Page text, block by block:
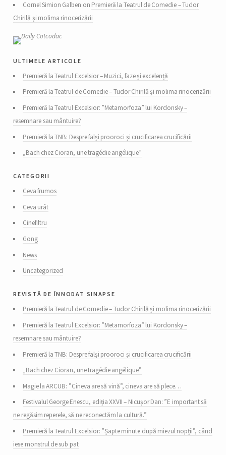
Cornel Simion Galben on Premieră la Teatrul de Comedie – Tudor
Chirilă și molima rinocerizării
ultimele articole
Premieră la Teatrul Excelsior – Muzici, faze și excelență
Premieră la Teatrul de Comedie – Tudor Chirilă și molima rinocerizării
Premieră la Teatrul Excelsior: ”Metamorfoza” lui Kordonsky –
resemnare sau mântuire?
Premieră la TNB: Despre falși prooroci și crucificarea crucificării
„Bach chez Cioran, une tragédie angélique”
categorii
Ceva frumos
Ceva urât
Cinefiltru
Gong
News
Uncategorized
revistă de înnodat sinapse
Premieră la Teatrul de Comedie – Tudor Chirilă și molima rinocerizării
Premieră la Teatrul Excelsior: ”Metamorfoza” lui Kordonsky –
resemnare sau mântuire?
Premieră la TNB: Despre falși prooroci și crucificarea crucificării
„Bach chez Cioran, une tragédie angélique”
Magie la ARCUB: ”Cineva are să vină”, cineva are să plece…
Festivalul George Enescu, ediția XXVII – Nicușor Dan: ”E important să
ne regăsim reperele, să ne reconectăm la cultură.”
Premieră la Teatrul Excelsior: ”Șapte minute după miezul nopții”, când
iese monstrul de sub pat